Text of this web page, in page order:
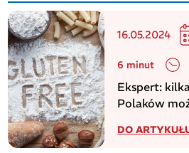
16.05.2024
6 minut
Ekspert:
Polaków
DO